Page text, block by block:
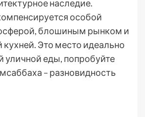
наследие.
особой
блошиным рынком и
Это место идеально
уличной еды, попробуйте
– разновидность